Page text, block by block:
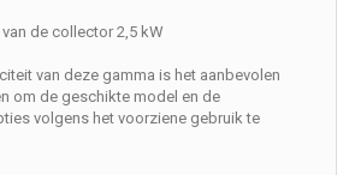
de collector 2,5 kW
van deze gamma is het aanbevolen
om de geschikte model en de
volgens het voorziene gebruik te